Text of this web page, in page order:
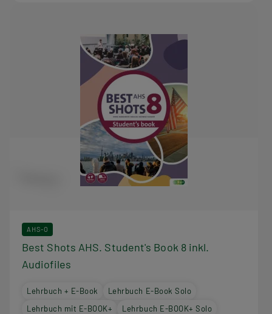
AHS-O
Best Shots AHS. Student's Book 8 inkl.
Audiofiles
Lehrbuch + E-Book
Lehrbuch E-Book Solo
Lehrbuch mit E-BOOK+
Lehrbuch E-BOOK+ Solo